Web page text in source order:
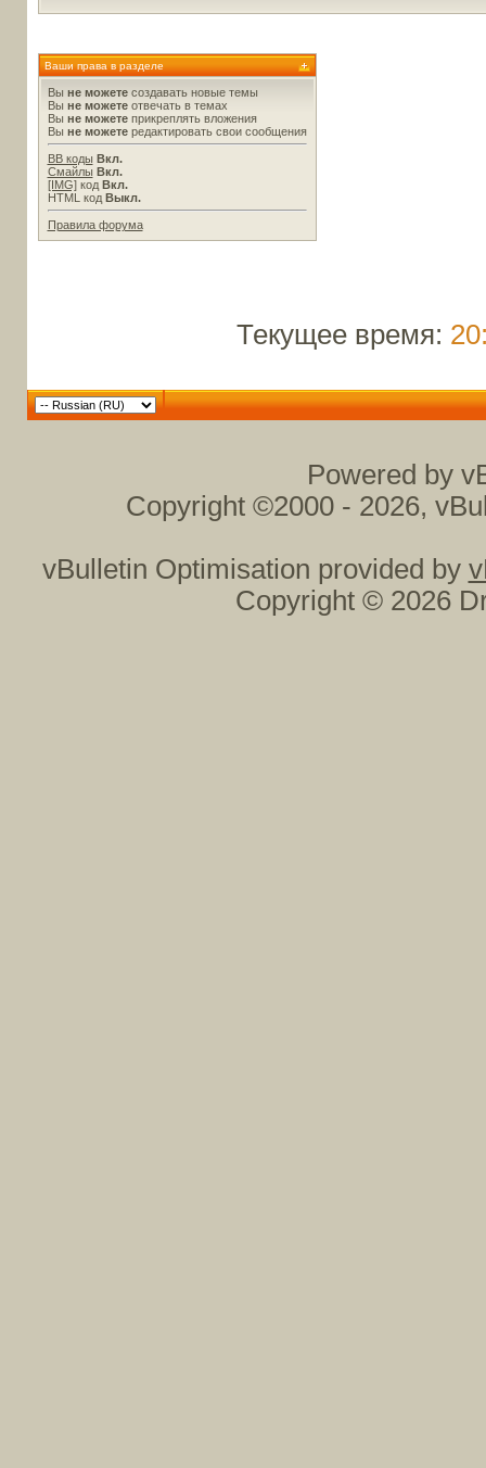
Ваши права в разделе
Вы не можетесоздавать новые темы
Вы не можетеотвечать в темах
Вы не можетеприкреплять вложения
Вы не можетередактировать свои сообщения
BB коды Вкл.
Смайлы Вкл.
[IMG]код Вкл.
HTML код Выкл.
Правила форума
Текущее время:
Powered by
Copyright ©2000 - 2026,
vBulletin Optimisation provided by
Copyright © 2026